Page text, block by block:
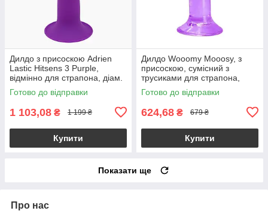
Дилдо з присоскою Adrien
Lastic Hitsens 3 Purple,
відмінно для страпона, діам.
4,1см, довжина 18,2см
Готово до відправки
1 103,08 ₴ 1 199 ₴
Купити
Дилдо Wooomy Mooosy, з
присоскою, сумісний з
трусиками для страпона,
довжина 18 см, діаметр 4,5
см
Готово до відправки
624,68 ₴ 679 ₴
Купити
Показати ще
Про нас